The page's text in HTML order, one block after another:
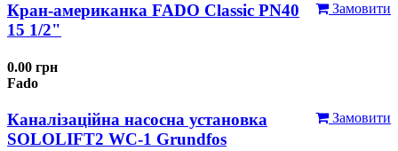
Замовити
Кран-американка FADO Classic PN40
15 1/2"
0.00 грн
Fado
Замовити
Каналізаційна насосна установка
SOLOLIFT2 WC-1 Grundfos